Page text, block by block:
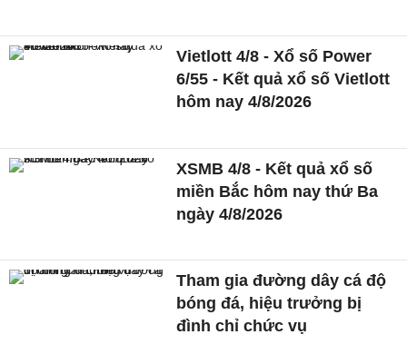
Vietlott 4/8 - Xổ số Power
6/55 - Kết quả xổ số Vietlott
hôm nay 4/8/2026
XSMB 4/8 - Kết quả xổ số
miền Bắc hôm nay thứ Ba
ngày 4/8/2026
Tham gia đường dây cá độ
bóng đá, hiệu trưởng bị
đình chỉ chức vụ